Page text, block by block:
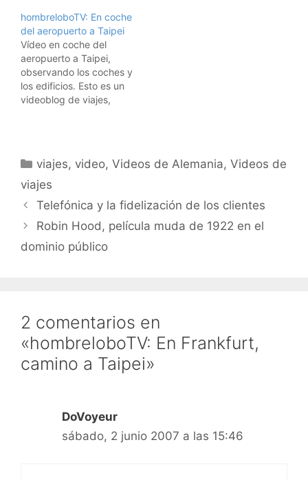
RSS: Suscríbete a los
vídeos de viajes de
hombrelobo Para iPods y
AppleTVs, usad iTunes: Y
para suscribiros al
videoblog con…
hombreloboTV: En coche
del aeropuerto a Taipei
Vídeo en coche del
aeropuerto a Taipei,
observando los coches y
los edificios. Esto es un
videoblog de viajes,
RSS: Suscríbete a los
vídeos de viajes de
AppleTVs, usad iTunes:…
Categorías
viajes, video,Videos de Alemania,Videos de
viajes
Telefónica y la fidelización de los clientes
Robin Hood, película muda de 1922 en el
dominio público
2 comentarios en
«hombreloboTV: En Frankfurt,
camino a Taipei»
DoVoyeur
sábado, 2 junio 2007 a las 15:46